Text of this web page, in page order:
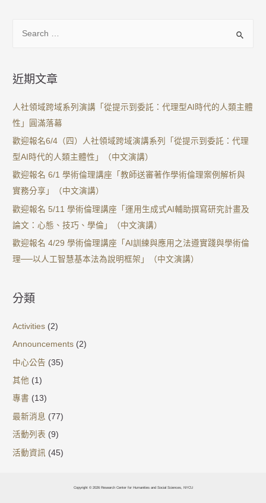
近期文章
人社領域跨域系列演講「從提示到委託：代理型AI時代的人類主體
性」圓滿落幕
歡迎報名6/4（四）人社領域跨域演講系列「從提示到委託：代理
型AI時代的人類主體性」（中文演講）
歡迎報名 6/1 學術倫理講座「教師送審著作學術倫理案例解析與
實務分享」（中文演講）
歡迎報名 5/11 學術倫理講座「運用生成式AI輔助撰寫研究計畫及
論文：心態、技巧、學倫」（中文演講）
歡迎報名 4/29 學術倫理講座「AI訓練與應用之法遵實踐與學術倫
理──以人工智慧基本法為說明框架」（中文演講）
分類
Activities (2)
Announcements (2)
中心公告 (35)
其他 (1)
專書 (13)
最新消息 (77)
活動列表 (9)
活動資訊 (45)
Copyright © 2026 Research Center for Humanities and Social Sciences, NYCU